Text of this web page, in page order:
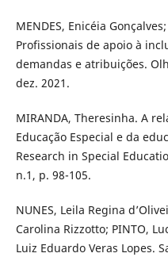
MENDES, Enicéia
Profissionais de apoio à
demandas e atribuições.
dez. 2021.
MIRANDA, Theresinha. A
Educação Especial e da
Research in Special
n.1, p. 98-105.
NUNES, Leila Regina
Carolina Rizzotto; PINTO,
Luiz Eduardo Veras Lopes.